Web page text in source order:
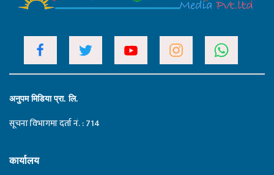
अनुपम मिडिया प्रा. लि.
सूचना विभागमा दर्ता नं. : 714
कार्यालय